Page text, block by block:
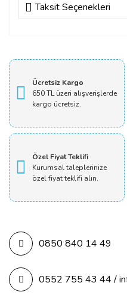
Bu ürüne ilk
Taksit Seçenekleri
Ücretsiz Kargo
650 TL üzeri alışverişlerde
kargo ücretsiz.
Özel Fiyat Teklifi
Kurumsal taleplerinize
özel fiyat teklifi alın.
0850 840 14 49
0552 755 43 44 /